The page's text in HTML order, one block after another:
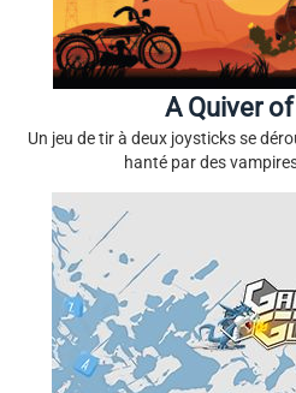
A Quiver
Un jeu de tir à deux joysticks se
hanté par des